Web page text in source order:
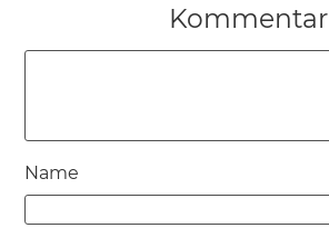
Kommentar
Name